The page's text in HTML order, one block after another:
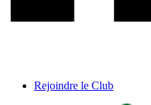
Rejoindre le Club